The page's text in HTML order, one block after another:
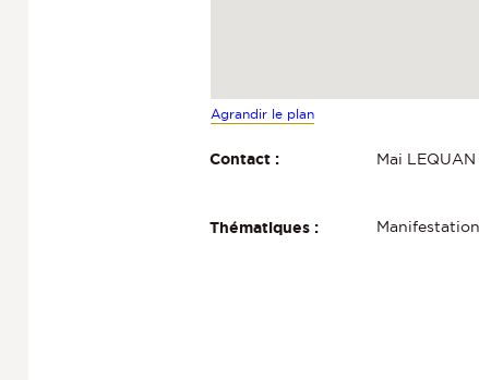
Agrandir le plan
Contact : Mai LEQUAN
Thématiques :